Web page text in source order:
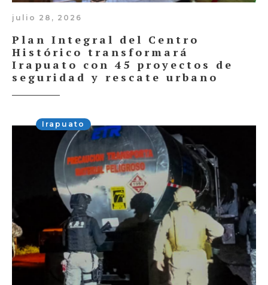
julio 28, 2026
Plan Integral del Centro
Histórico transformará
Irapuato con 45 proyectos de
seguridad y rescate urbano
Irapuato